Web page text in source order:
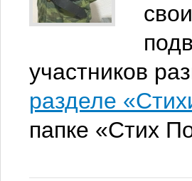
участников
разделе
папке «Стих